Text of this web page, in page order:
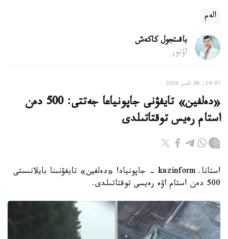
الەم
باقىتجول كاكەش
اۆتور
14:07, 08 تامىز 2026
«دەلفين» تايفۋنى جاپونياعا جەتتى: 500 دەن
استام رەيس توقتاتىلدى
استانا. kazinform - جاپونيادا «دەلفين» تايفۋنىنا بايلانىستى
500 دەن استام اۋە رەيسى توقتاتىلدى.